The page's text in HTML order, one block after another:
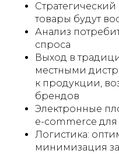
товары будут
Анализ
спроса
Выход в
местными
к продукции,
брендов
Электронные
e-commerce
Логистика:
минимизация